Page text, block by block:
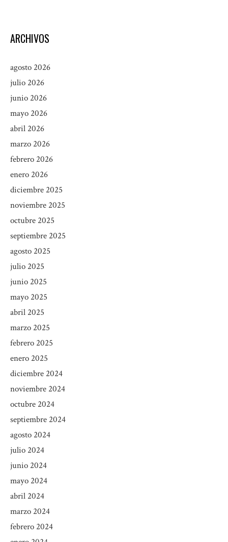
ARCHIVOS
agosto 2026
julio 2026
junio 2026
mayo 2026
abril 2026
marzo 2026
febrero 2026
enero 2026
diciembre 2025
noviembre 2025
octubre 2025
septiembre 2025
agosto 2025
julio 2025
junio 2025
mayo 2025
abril 2025
marzo 2025
febrero 2025
enero 2025
diciembre 2024
noviembre 2024
octubre 2024
septiembre 2024
agosto 2024
julio 2024
junio 2024
mayo 2024
abril 2024
marzo 2024
febrero 2024